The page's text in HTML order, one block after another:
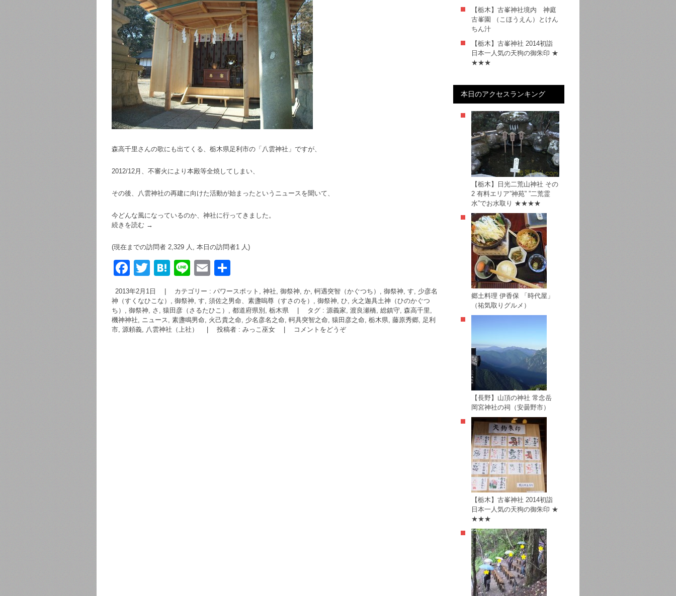
森高千里さんの歌にも出てくる、栃木県足利市の「八雲神社」ですが、
2012/12月、不審火により本殿等全焼してしまい、
その後、八雲神社の再建に向けた活動が始まったというニュースを聞いて、
今どんな風になっているのか、神社に行ってきました。
続きを読む →
(現在までの訪問者 2,329 人, 本日の訪問者1 人)
F
a
c
e
b
T
wi
tt
er
H
e
n
a
Li
n
e
E
m
ail
有
2013年2月1日 カテゴリー : パワースポット, 神社, 御祭神, か, 軻遇突智（かぐつち） , 御祭神, す, 少彦名
神（すくなひこな） , 御祭神, す, 須佐之男命、素盞嗚尊（すさのを） , 御祭神, ひ, 火之迦具土神（ひのかぐつ
ち） , 御祭神, さ, 猿田彦（さるたひこ） , 都道府県別, 栃木県 タグ : 源義家, 渡良瀬橋, 総鎮守, 森高千里,
機神神社, ニュース, 素盞鳴男命, 火己貴之命, 少名彦名之命, 軻具突智之命, 猿田彦之命, 栃木県, 藤原秀郷, 足利
市, 源頼義, 八雲神社（上社） 投稿者 : みっこ巫女 コメントをどうぞ
【栃木】古峯神社境内 神庭
古峯園 （こほうえん）とけん
ちん汁
【栃木】古峯神社 2014初詣
日本一人気の天狗の御朱印 ★
★★★
本日のアクセスランキング
【栃木】日光二荒山神社 その
2 有料エリア”神苑” ”二荒霊
水”でお水取り ★★★★
郷土料理 伊香保 「時代屋」
（祐気取りグルメ）
【長野】山頂の神社 常念岳
岡宮神社の祠（安曇野市）
【栃木】古峯神社 2014初詣
日本一人気の天狗の御朱印 ★
★★★